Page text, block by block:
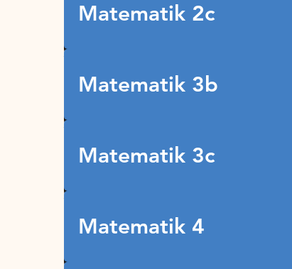
Matematik 2c
Matematik 3b
Matematik 3c
Matematik 4